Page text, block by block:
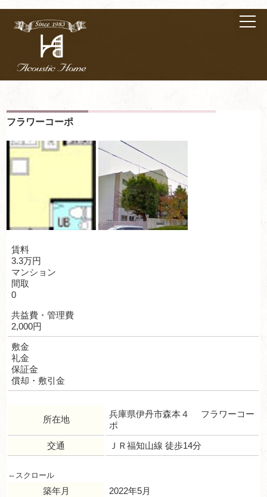
フラワーコーポ
賃料
3.3万円
マンション
間取
0
共益費・管理費
2,000円
敷金
礼金
保証金
償却・敷引金
所在地
兵庫県伊丹市森本４ フラワーコー
ポ
交通
ＪＲ福知山線 徒歩14分
築年月
2022年5月